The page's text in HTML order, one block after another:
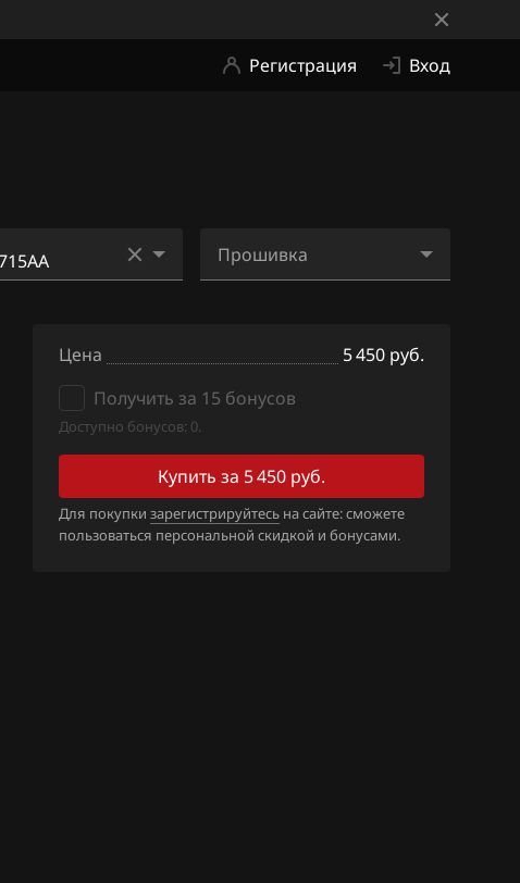
Регистрация Вход
Прошивка
Цена
5 450 руб.
Получить за 15 бонусов
Доступно бонусов: 0.
Купить за 5 450 руб.
Для покупки зарегистрируйтесь на сайте: сможете
пользоваться персональной скидкой и бонусами.